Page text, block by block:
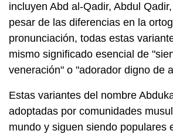
incluyen Abd al-Qadir, Abdul
pesar de las diferencias en la
pronunciación, todas estas
mismo significado esencial de
veneración" o "adorador digno de
Estas variantes del nombre
adoptadas por comunidades
mundo y siguen siendo populares